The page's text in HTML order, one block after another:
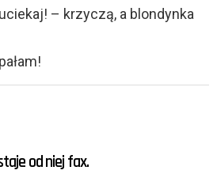
– krzyczą, a blondynka
od niej fax.